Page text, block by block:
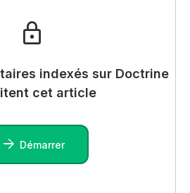
indexés sur Doctrine
cet article
Démarrer